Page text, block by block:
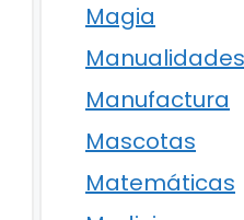
Magia
Manualidades
Manufactura
Mascotas
Matemáticas